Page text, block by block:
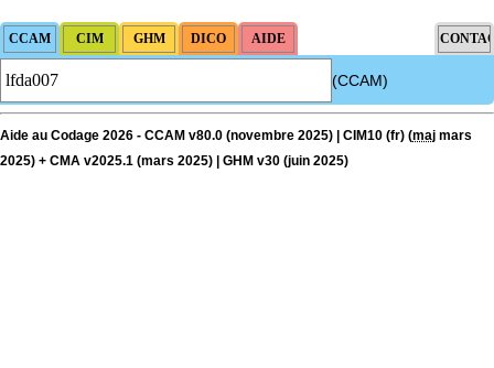
(CCAM)
Aide au Codage 2026 - CCAM v80.0 (novembre 2025) | CIM10 (fr) (maj mars
2025) + CMA v2025.1 (mars 2025) | GHM v30 (juin 2025)